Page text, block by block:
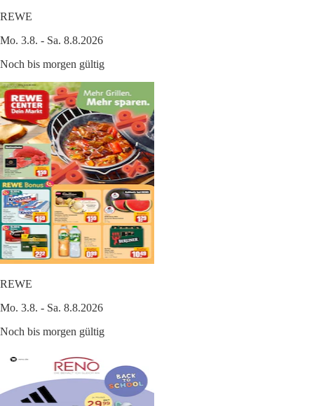
REWE
Mo. 3.8. - Sa. 8.8.2026
Noch bis morgen gültig
REWE
Mo. 3.8. - Sa. 8.8.2026
Noch bis morgen gültig